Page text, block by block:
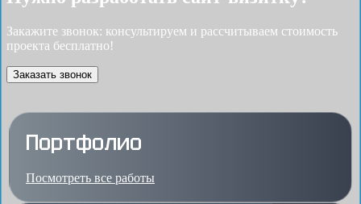
Закажите звонок: консультируем и рассчитываем стоимость
проекта бесплатно!
Заказать звонок
Портфолио
Посмотреть все работы